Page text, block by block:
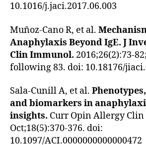
10.1016/j.jaci.2017.06.003
Muñoz-Cano R, et al.
Anaphylaxis Beyond IgE. J
Clin Immunol. 2016;26(2):73-
following 83. doi: 10.18176/
Sala-Cunill A, et al.
and biomarkers in
insights. Curr Opin Allergy
Oct;18(5):370-376. doi:
10.1097/ACI.0000000000000472